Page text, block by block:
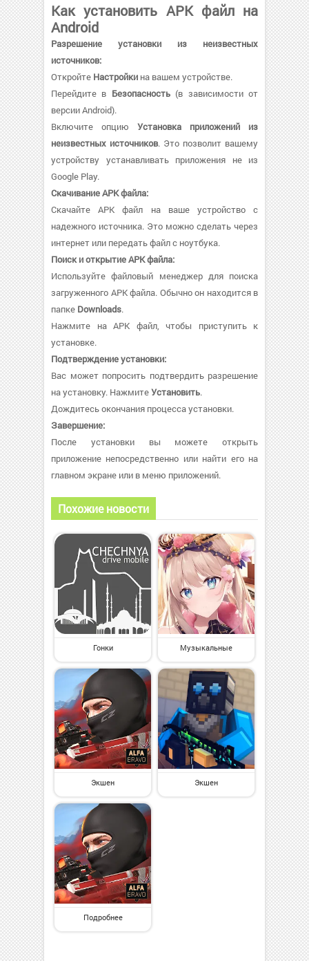
Как установить APK файл на
Android
Разрешение установки из неизвестных
источников:
Откройте Настройки на вашем устройстве.
Перейдите в Безопасность(в зависимости от
версии Android).
Включите опцию Установка приложений из
неизвестных источников. Это позволит вашему
устройству устанавливать приложения не из
Google Play.
Скачивание APK файла:
Скачайте APK файл на ваше устройство с
надежного источника. Это можно сделать через
интернет или передать файл с ноутбука.
Поиск и открытие APK файла:
Используйте файловый менеджер для поиска
загруженного APK файла. Обычно он находится в
папке Downloads.
Нажмите на APK файл, чтобы приступить к
установке.
Подтверждение установки:
Вас может попросить подтвердить разрешение
на установку. НажмитеУстановить.
Дождитесь окончания процесса установки.
Завершение:
После установки вы можете открыть
приложение непосредственно или найти его на
главном экране или в меню приложений.
Похожие новости
Гонки Музыкальные
Экшен Экшен
Подробнее